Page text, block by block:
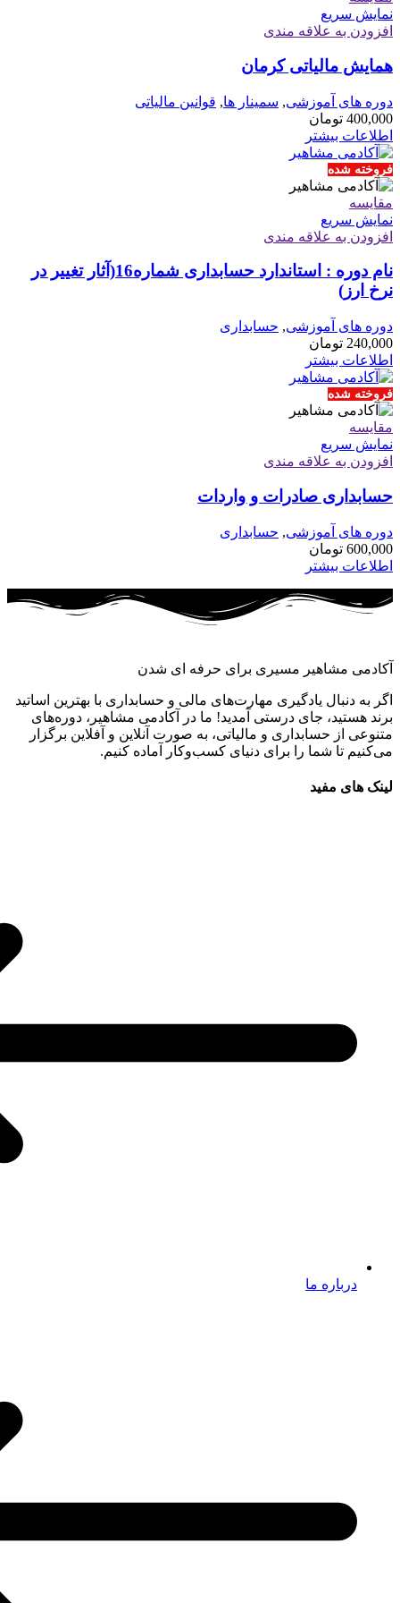
نمایش سریع
افزودن به علاقه مندی
همایش مالیاتی کرمان
دوره های آموزشی, سمینار ها, قوانین مالیاتی
400,000 تومان
اطلاعات بیشتر
فروخته شده
مقايسه
نمایش سریع
افزودن به علاقه مندی
نام دوره : استاندارد حسابداری شماره16(آثار تغییر در
نرخ ارز)
دوره های آموزشی, حسابداری
240,000 تومان
اطلاعات بیشتر
فروخته شده
مقايسه
نمایش سریع
افزودن به علاقه مندی
حسابداری صادرات و واردات
دوره های آموزشی, حسابداری
600,000 تومان
اطلاعات بیشتر
آکادمی مشاهیر مسیری برای حرفه ای شدن
اگر به دنبال یادگیری مهارت‌های مالی و حسابداری با بهترین اساتید
برند هستید، جای درستی آمدید! ما در آکادمی مشاهیر، دوره‌های
متنوعی از حسابداری و مالیاتی، به صورت آنلاین و آفلاین برگزار
می‌کنیم تا شما را برای دنیای کسب‌وکار آماده کنیم.
لینک های مفید
درباره ما